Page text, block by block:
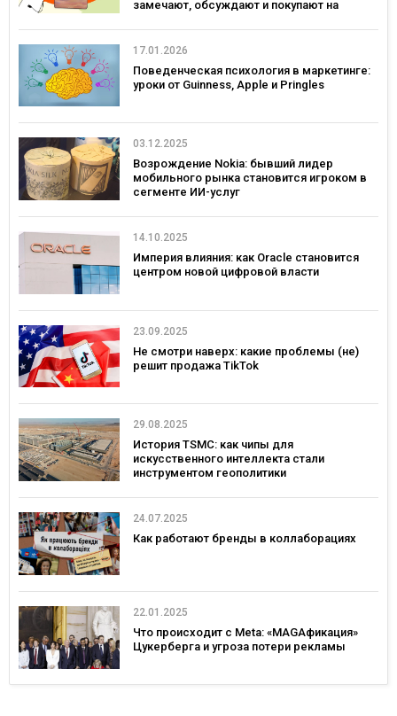
замечают, обсуждают и покупают на
17.01.2026
Поведенческая психология в маркетинге:
уроки от Guinness, Apple и Pringles
03.12.2025
Возрождение Nokia: бывший лидер
мобильного рынка становится игроком в
сегменте ИИ-услуг
14.10.2025
Империя влияния: как Oracle становится
центром новой цифровой власти
23.09.2025
Не смотри наверх: какие проблемы (не)
решит продажа TikTok
29.08.2025
История TSMC: как чипы для
искусственного интеллекта стали
инструментом геополитики
24.07.2025
Как работают бренды в коллаборациях
22.01.2025
Что происходит с Meta: «MAGAфикация»
Цукерберга и угроза потери рекламы